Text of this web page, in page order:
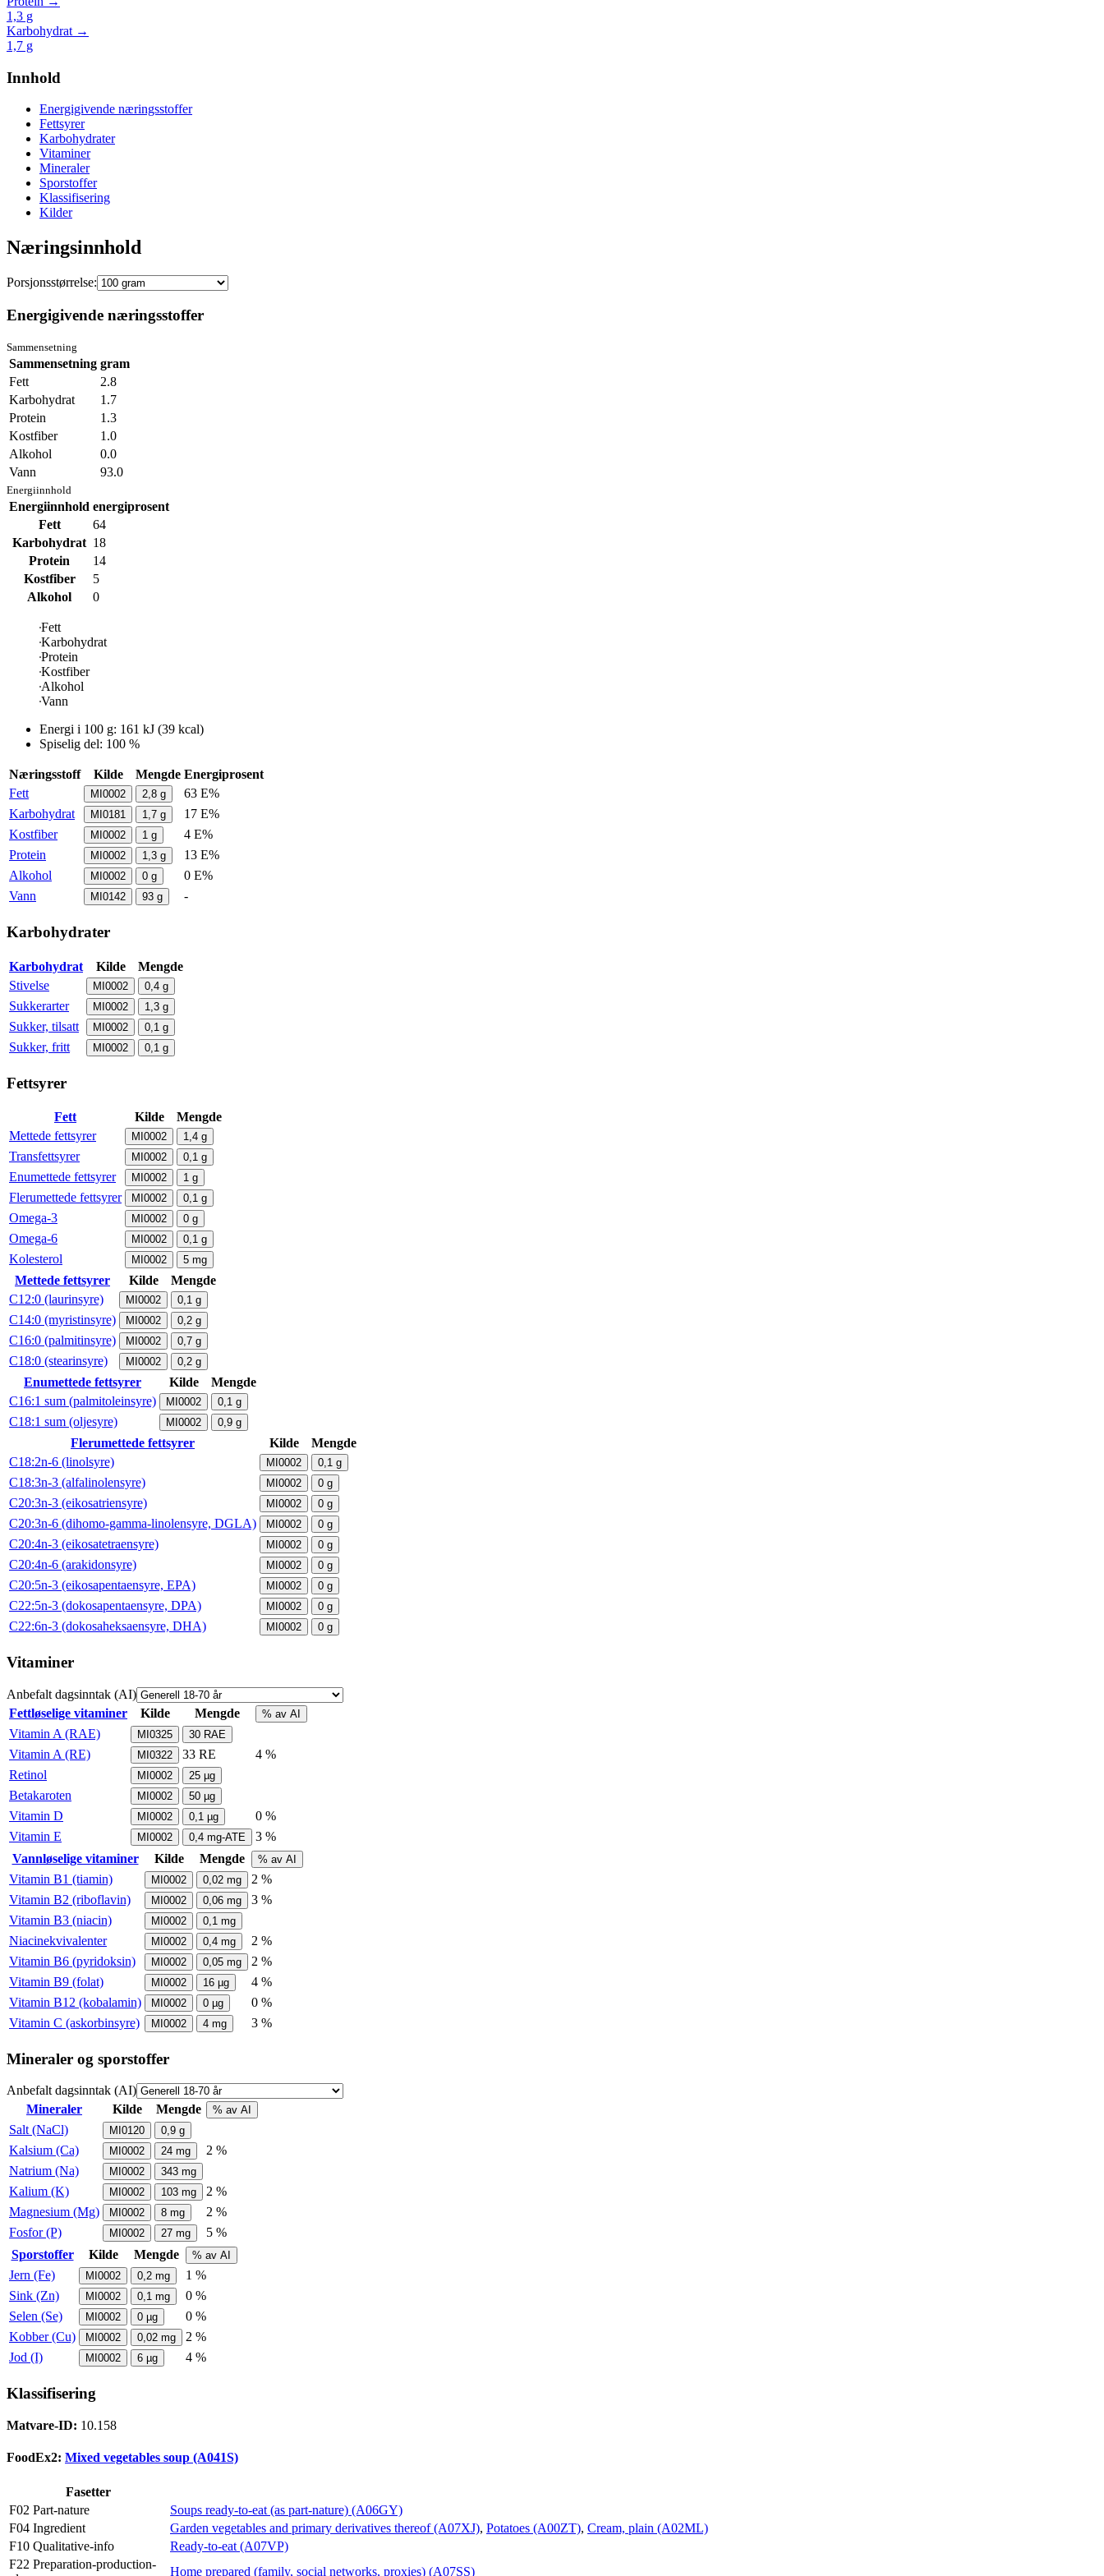
1,3 g
Karbohydrat →
1,7 g
Innhold
Energigivende næringsstoffer
Fettsyrer
Karbohydrater
Vitaminer
Mineraler
Sporstoffer
Klassifisering
Kilder
Næringsinnhold
Porsjonsstørrelse:
Energigivende næringsstoffer
Sammensetning
Sammensetning gram
Fett
2.8
Karbohydrat
1.7
Protein
1.3
Kostfiber
1.0
Alkohol
0.0
Vann
93.0
Energiinnhold
Energiinnhold energiprosent
Fett
64
Karbohydrat 18
Protein
14
Kostfiber
5
Alkohol
0
Fett
Karbohydrat
Protein
Kostfiber
Alkohol
Vann
Energi i 100 g: 161 kJ (39 kcal)
Spiselig del: 100 %
Næringsstoff Kilde Mengde Energiprosent
Fett
MI0002 2,8 g
63 E%
Karbohydrat
MI0181 1,7 g
17 E%
Kostfiber
MI0002 1 g
4 E%
Protein
MI0002 1,3 g
13 E%
Alkohol
MI0002 0 g
0 E%
Vann
MI0142 93 g -
Karbohydrater
Karbohydrat Kilde
Mengde
Stivelse
MI0002 0,4 g
Sukkerarter MI0002 1,3 g
Sukker, tilsatt MI0002 0,1 g
Sukker, fritt MI0002 0,1 g
Fettsyrer
Fett Kilde
Mengde
Mettede fettsyrer
MI0002 1,4 g
Transfettsyrer MI0002 0,1 g
Enumettede fettsyrer MI0002 1 g
Flerumettede fettsyrer MI0002 0,1 g
Omega-3 MI0002 0 g
Omega-6 MI0002 0,1 g
Kolesterol MI0002 5 mg
Mettede fettsyrer Kilde
Mengde
C12:0 (laurinsyre)
MI0002 0,1 g
C14:0 (myristinsyre) MI0002 0,2 g
C16:0 (palmitinsyre) MI0002 0,7 g
C18:0 (stearinsyre) MI0002 0,2 g
Enumettede fettsyrer Kilde
Mengde
C16:1 sum (palmitoleinsyre)
MI0002 0,1 g
C18:1 sum (oljesyre) MI0002 0,9 g
Flerumettede fettsyrer Kilde
Mengde
C18:2n-6 (linolsyre)
MI0002 0,1 g
C18:3n-3 (alfalinolensyre) MI0002 0 g
C20:3n-3 (eikosatriensyre) MI0002 0 g
C20:3n-6 (dihomo-gamma-linolensyre, DGLA) MI0002 0 g
C20:4n-3 (eikosatetraensyre) MI0002 0 g
C20:4n-6 (arakidonsyre) MI0002 0 g
C20:5n-3 (eikosapentaensyre, EPA) MI0002 0 g
C22:5n-3 (dokosapentaensyre, DPA) MI0002 0 g
C22:6n-3 (dokosaheksaensyre, DHA) MI0002 0 g
Vitaminer
Anbefalt dagsinntak (AI)
Fettløselige vitaminer
Kilde Mengde % av AI
Vitamin A (RAE) MI0325 30 RAE
Vitamin A (RE) MI0322 33 RE
4 %
Retinol
MI0002 25 µg
Betakaroten MI0002 50 µg
Vitamin D MI0002 0,1 µg
0 %
Vitamin E
MI0002 0,4 mg-ATE
3 %
Vannløselige vitaminer
Kilde Mengde % av AI
Vitamin B1 (tiamin) MI0002 0,02 mg
2 %
Vitamin B2 (riboflavin)
MI0002 0,06 mg
3 %
Vitamin B3 (niacin)
MI0002 0,1 mg
Niacinekvivalenter MI0002 0,4 mg
2 %
Vitamin B6 (pyridoksin)
MI0002 0,05 mg
2 %
Vitamin B9 (folat)
MI0002 16 µg
4 %
Vitamin B12 (kobalamin)
MI0002 0 µg
0 %
Vitamin C (askorbinsyre)
MI0002 4 mg 3 %
Mineraler og sporstoffer
Anbefalt dagsinntak (AI)
Mineraler
Kilde Mengde % av AI
Salt (NaCl) MI0120 0,9 g
Kalsium (Ca) MI0002 24 mg
2 %
Natrium (Na)
MI0002 343 mg
Kalium (K) MI0002 103 mg
2 %
Magnesium (Mg)
MI0002 8 mg
2 %
Fosfor (P)
MI0002 27 mg
5 %
Sporstoffer
Kilde Mengde % av AI
Jern (Fe) MI0002 0,2 mg
1 %
Sink (Zn)
MI0002 0,1 mg
0 %
Selen (Se)
MI0002 0 µg
0 %
Kobber (Cu)
MI0002 0,02 mg
2 %
Jod (I)
MI0002 6 µg 4 %
Klassifisering
Matvare-ID: 10.158
FoodEx2: Mixed vegetables soup (A041S)
Fasetter
F02 Part-nature
Soups ready-to-eat (as part-nature) (A06GY)
F04 Ingredient
Garden vegetables and primary derivatives thereof (A07XJ), Potatoes (A00ZT), Cream, plain (A02ML)
F10 Qualitative-info
Ready-to-eat (A07VP)
F22 Preparation-production-
Home prepared (family, social networks, proxies) (A07SS)